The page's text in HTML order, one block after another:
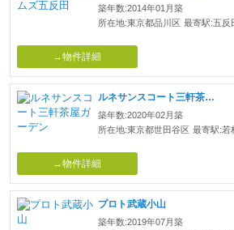
築年数:2014年01月築
所在地:東京都品川区 最寄駅:五反
→物件詳細
ルネサンスコート三軒茶屋ガーデン
築年数:2020年02月築
所在地:東京都世田谷区 最寄駅:若
→物件詳細
プロト武蔵小山
築年数:2019年07月築